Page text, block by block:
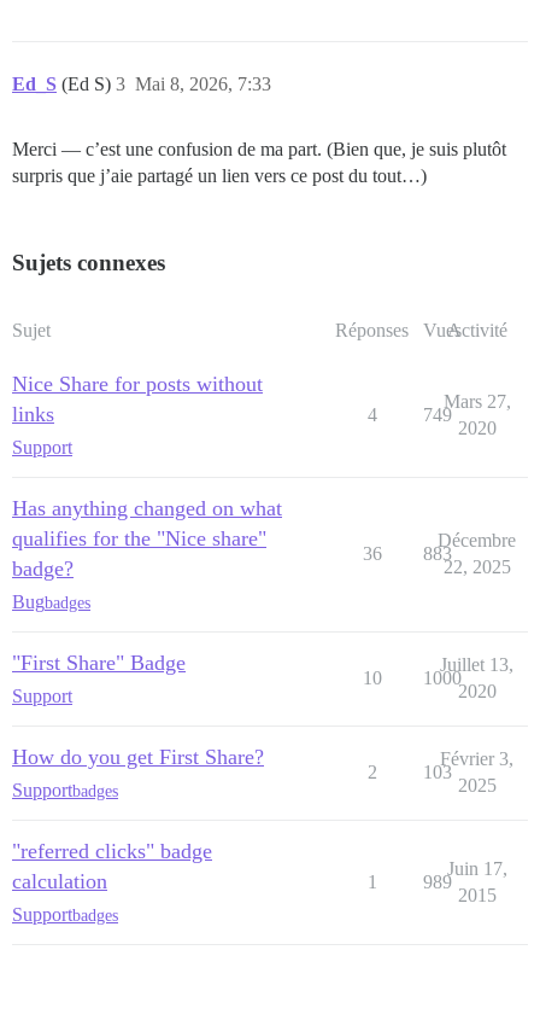
Ed_S (Ed S) Mai 8, 2026, 7:33
3
Merci — c’est une confusion de ma part. (Bien que, je suis plutôt
surpris que j’aie partagé un lien vers ce post du tout…)
Sujets connexes
Sujet Réponses VuesActivité
Nice Share for posts without
links
Support
4 749
Mars 27,
2020
Has anything changed on what
qualifies for the "Nice share"
badge?
Bugbadges
36 883
Décembre
22, 2025
"First Share" Badge
Support
10 1000
Juillet 13,
2020
How do you get First Share?
Supportbadges
2 103
Février 3,
2025
"referred clicks" badge
calculation
Supportbadges
1 989
Juin 17,
2015